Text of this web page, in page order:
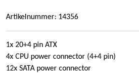
Artikelnummer: 14356
1x 20+4 pin ATX
4x CPU power connector (4+4 pin)
12x SATA power connector